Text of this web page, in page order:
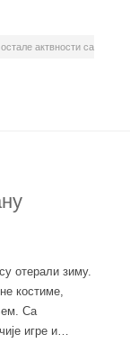
актвности са
отерали зиму.
костиме,
Са
игре и…